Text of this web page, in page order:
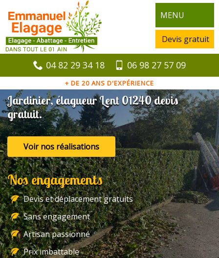
MENU
Devis gratuit
04 82 29 34 18 06 98 27 57 09
+ DE 20 ANS D'EXPÉRIENCE
Jardinier, élagueur Lent 01240 devis
gratuit.
Voir nos réalisations
Nos engagements
Devis et déplacement gratuits
Sans engagement
Artisan passionné
Prix imbattable